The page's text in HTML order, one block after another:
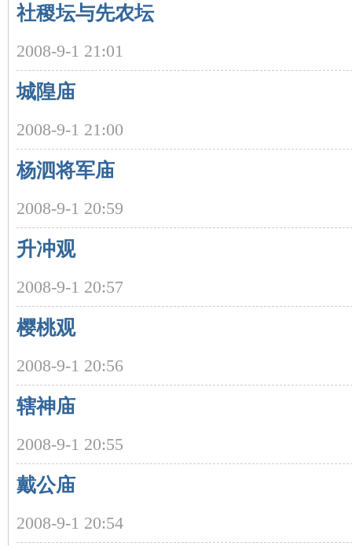
沙
文
社稷坛与先农坛
2008-9-1 21:01
城隍庙
2008-9-1 21:00
杨泗将军庙
2008-9-1 20:59
升冲观
2008-9-1 20:57
樱桃观
2008-9-1 20:56
辖神庙
2008-9-1 20:55
戴公庙
2008-9-1 20:54